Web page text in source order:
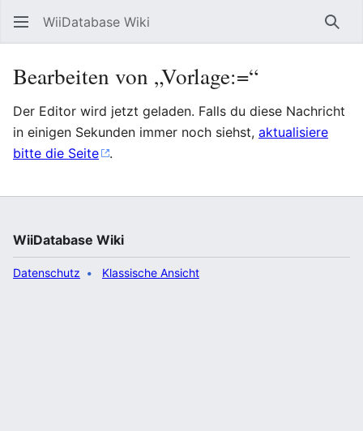
WiiDatabase Wiki
Bearbeiten von „Vorlage:=“
Der Editor wird jetzt geladen. Falls du diese Nachricht
in einigen Sekunden immer noch siehst, aktualisiere
bitte die Seite
.
WiiDatabase Wiki
Datenschutz Klassische Ansicht